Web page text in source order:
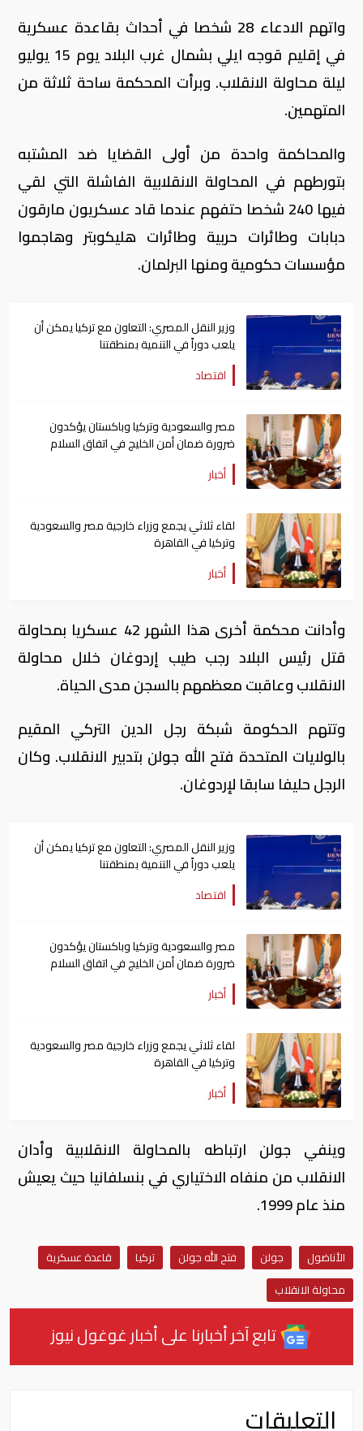
واتهم الادعاء 28 شخصا في أحداث بقاعدة عسكرية
في إقليم قوجه ايلي بشمال غرب البلاد يوم 15 يوليو
ليلة محاولة الانقلاب. وبرأت المحكمة ساحة ثلاثة من
المتهمين.
والمحاكمة واحدة من أولى القضايا ضد المشتبه
بتورطهم في المحاولة الانقلابية الفاشلة التي لقي
فيها 240 شخصا حتفهم عندما قاد عسكريون مارقون
دبابات وطائرات حربية وطائرات هليكوبتر وهاجموا
مؤسسات حكومية ومنها البرلمان.
وزير النقل المصري: التعاون مع تركيا يمكن أن
يلعب دوراً في التنمية بمنطقتنا
اقتصاد
مصر والسعودية وتركيا وباكستان يؤكدون
ضرورة ضمان أمن الخليج في اتفاق السلام
أخبار
لقاء ثلاثي يجمع وزراء خارجية مصر والسعودية
وتركيا في القاهرة
أخبار
وأدانت محكمة أخرى هذا الشهر 42 عسكريا بمحاولة
قتل رئيس البلاد رجب طيب إردوغان خلال محاولة
الانقلاب وعاقبت معظمهم بالسجن مدى الحياة.
وتتهم الحكومة شبكة رجل الدين التركي المقيم
بالولايات المتحدة فتح الله جولن بتدبير الانقلاب. وكان
الرجل حليفا سابقا لإردوغان.
وزير النقل المصري: التعاون مع تركيا يمكن أن
يلعب دوراً في التنمية بمنطقتنا
اقتصاد
مصر والسعودية وتركيا وباكستان يؤكدون
ضرورة ضمان أمن الخليج في اتفاق السلام
أخبار
لقاء ثلاثي يجمع وزراء خارجية مصر والسعودية
وتركيا في القاهرة
أخبار
وينفي جولن ارتباطه بالمحاولة الانقلابية وأدان
الانقلاب من منفاه الاختياري في بنسلفانيا حيث يعيش
منذ عام 1999.
الأناضول جولن فتح الله جولن تركيا
قاعدة عسكرية
محاولة الانقلاب
تابع آخر أخبارنا على أخبار غوغول نيوز
التعليقات